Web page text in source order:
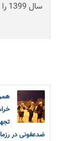
سال 1399 را درسامانه «اطلاع رسانی کدال« منتشرکرد.
ضدعفونی در